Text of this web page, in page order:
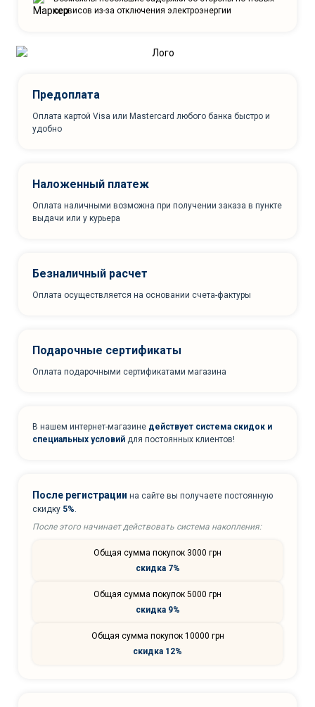
сервисов из-за отключения электроэнергии
Предоплата
Оплата картой Visa или Mastercard любого банка быстро и
удобно
Наложенный платеж
Оплата наличными возможна при получении заказа в пункте
выдачи или у курьера
Безналичный расчет
Оплата осуществляется на основании счета-фактуры
Подарочные сертификаты
Оплата подарочными сертификатами магазина
В нашем интернет-магазине действует система скидок и
специальных условий для постоянных клиентов!
После регистрации на сайте вы получаете постоянную
скидку 5%.
После этого начинает действовать система накопления:
Общая сумма покупок 3000 грн
скидка 7%
Общая сумма покупок 5000 грн
скидка 9%
Общая сумма покупок 10000 грн
скидка 12%